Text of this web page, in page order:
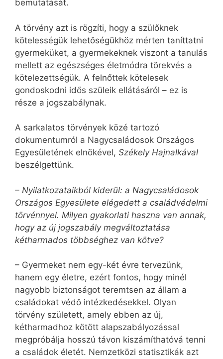
bemutatását.
A törvény azt is rögzíti, hogy a szülőknek
kötelességük lehetőségükhöz mérten taníttatni
gyermeküket, a gyermekeknek viszont a tanulás
mellett az egészséges életmódra törekvés a
kötelezettségük. A felnőttek kötelesek
gondoskodni idős szüleik ellátásáról – ez is
része a jogszabálynak.
A sarkalatos törvények közé tartozó
dokumentumról a Nagycsaládosok Országos
Egyesületének elnökével, Székely Hajnalkával
beszélgettünk.
– Nyilatkozataikból kiderül: a Nagycsaládosok
Országos Egyesülete elégedett a családvédelmi
törvénnyel. Milyen gyakorlati haszna van annak,
hogy az új jogszabály megváltoztatása
kétharmados többséghez van kötve?
– Gyermeket nem egy-két évre tervezünk,
hanem egy életre, ezért fontos, hogy minél
nagyobb biztonságot teremtsen az állam a
családokat védő intézkedésekkel. Olyan
törvény született, amely ebben az új,
kétharmadhoz kötött alapszabályozással
megpróbálja hosszú távon kiszámíthatóvá tenni
a családok életét. Nemzetközi statisztikák azt